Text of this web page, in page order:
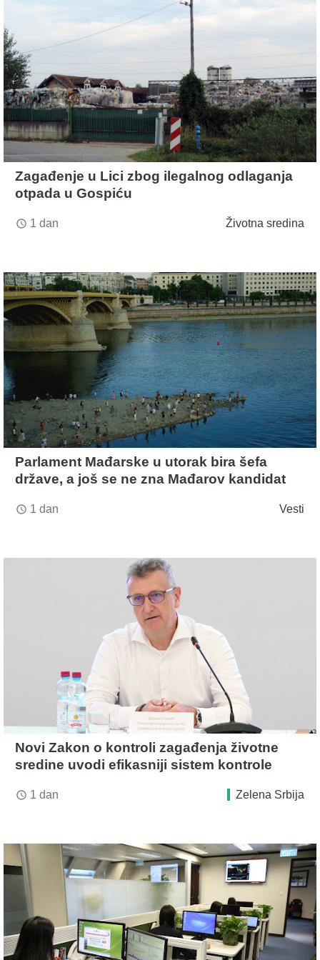
Zagađenje u Lici zbog ilegalnog odlaganja
otpada u Gospiću
access_time 1 dan Životna sredina
Parlament Mađarske u utorak bira šefa
države, a još se ne zna Mađarov kandidat
access_time 1 dan Vesti
Novi Zakon o kontroli zagađenja životne
sredine uvodi efikasniji sistem kontrole
access_time 1 dan Zelena Srbija